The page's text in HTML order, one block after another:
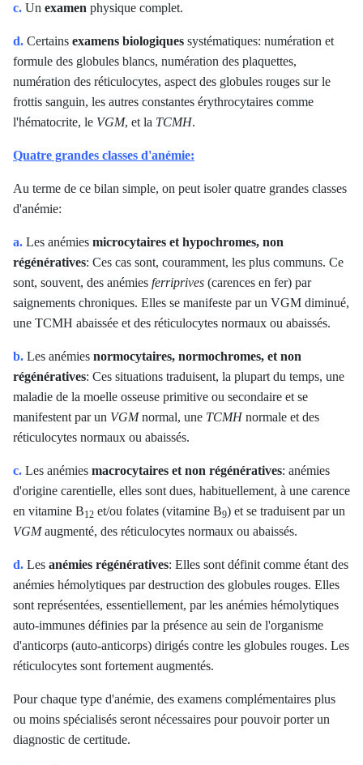
c. Un examen physique complet.
d. Certains examens biologiques systématiques: numération et
formule des globules blancs, numération des plaquettes,
numération des réticulocytes, aspect des globules rouges sur le
frottis sanguin, les autres constantes érythrocytaires comme
l'hématocrite, le VGM, et la TCMH.
Quatre grandes classes d'anémie:
Au terme de ce bilan simple, on peut isoler quatre grandes classes
d'anémie:
a. Les anémies microcytaires et hypochromes, non
régénératives: Ces cas sont, couramment, les plus communs. Ce
sont, souvent, des anémies ferriprives (carences en fer) par
saignements chroniques. Elles se manifeste par un VGM diminué,
une TCMH abaissée et des réticulocytes normaux ou abaissés.
b. Les anémies normocytaires, normochromes, et non
régénératives: Ces situations traduisent, la plupart du temps, une
maladie de la moelle osseuse primitive ou secondaire et se
manifestent par un VGMnormal, une TCMHnormale et des
réticulocytes normaux ou abaissés.
c. Les anémies macrocytaires et non régénératives: anémies
d'origine carentielle, elles sont dues, habituellement, à une carence
en vitamine B12 et/ou folates (vitamine B9) et se traduisent par un
VGMaugmenté, des réticulocytes normaux ou abaissés.
d. Les anémies régénératives: Elles sont définit comme étant des
anémies hémolytiques par destruction des globules rouges. Elles
sont représentées, essentiellement, par les anémies hémolytiques
auto-immunes définies par la présence au sein de l'organisme
d'anticorps (auto-anticorps) dirigés contre les globules rouges. Les
réticulocytes sont fortement augmentés.
Pour chaque type d'anémie, des examens complémentaires plus
ou moins spécialisés seront nécessaires pour pouvoir porter un
diagnostic de certitude.